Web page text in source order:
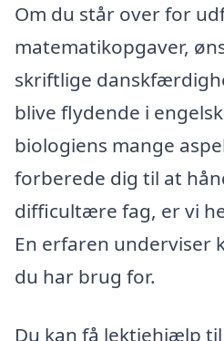
Om du står over for
matematikopgaver,
skriftlige
blive flydende i
biologiens mange
forberede dig til at
difficultære fag, er vi
En erfaren underviser
du har brug for.
Du kan få lektiehjælp